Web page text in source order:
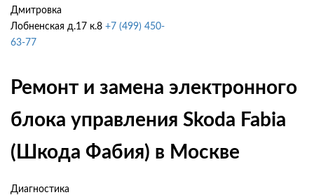
Дмитровка
Лобненская д.17 к.8 +7 (499) 450-
63-77
Ремонт и замена электронного
блока управления Skoda Fabia
(Шкода Фабия) в Москве
Диагностика